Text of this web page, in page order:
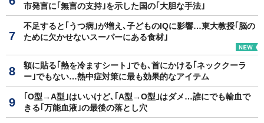
市発言に｢無言の支持｣を示した国の｢大胆な手法｣
不足すると｢うつ病｣が増え､子どものIQに影響…東大教授｢脳の
ために欠かせないスーパーにある食材｣
額に貼る｢熱を冷ますシート｣でも､首にかける｢ネッククーラ
ー｣でもない…熱中症対策に最も効果的なアイテム
｢O型→A型｣はいいけど､｢A型→O型｣はダメ…誰にでも輸血で
きる｢万能血液｣の最後の落とし穴